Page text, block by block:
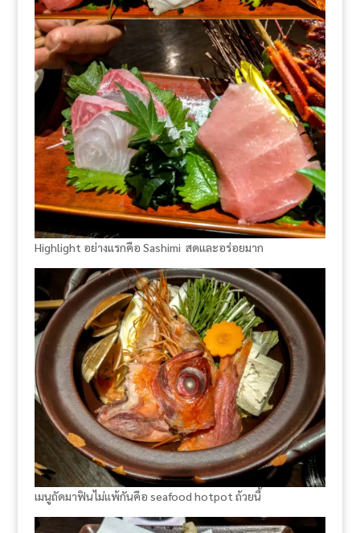
Highlight อย่างแรกคือ Sashimi สดและอร่อยมาก
เมนูถัดมาฟินไม่แพ้กันคือ seafood hotpot ถ้วยนี้